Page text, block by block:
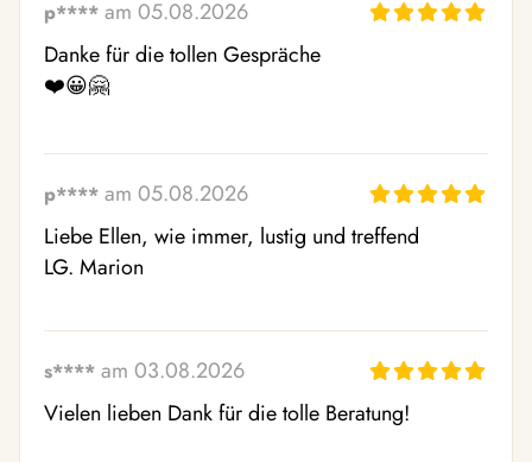
p**** am 05.08.2026
Danke für die tollen Gespräche
❤️😀🤗
p**** am 05.08.2026
Liebe Ellen, wie immer, lustig und treffend
LG. Marion
s**** am 03.08.2026
Vielen lieben Dank für die tolle Beratung!